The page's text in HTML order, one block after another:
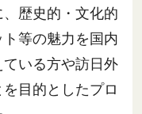
歴史的・文化的
等の魅力を国内
いる方や訪日外
目的としたプロ